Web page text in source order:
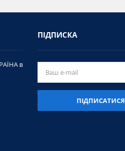
ПІДПИСКА
ПІДПИСАТИСЯ
в